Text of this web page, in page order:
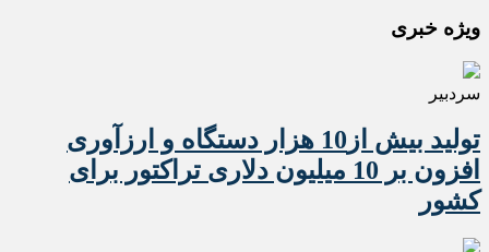
ویژه خبری
سردبیر
تولید بیش از10 هزار دستگاه و ارزآوری
افزون بر 10 میلیون دلاری تراکتور برای
کشور